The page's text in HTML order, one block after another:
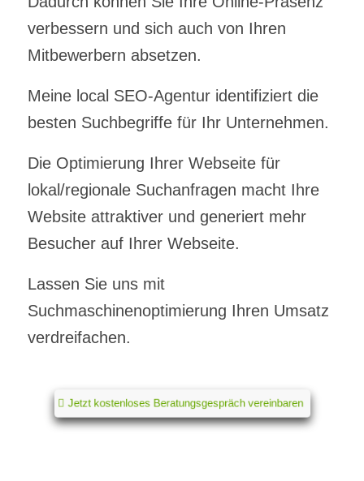
verbessern und sich auch von Ihren
Mitbewerbern absetzen.
Meine local SEO-Agentur identifiziert die
besten Suchbegriffe für Ihr Unternehmen.
Die Optimierung Ihrer Webseite für
lokal/regionale Suchanfragen macht Ihre
Website attraktiver und generiert mehr
Besucher auf Ihrer Webseite.
Lassen Sie uns mit
Suchmaschinenoptimierung Ihren Umsatz
verdreifachen.
Jetzt kostenloses Beratungsgespräch vereinbaren